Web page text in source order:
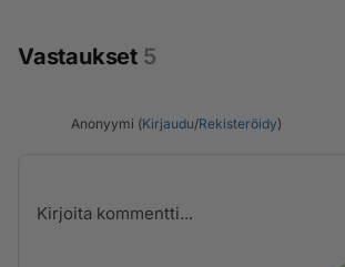
Vastaukset 5
Anonyymi (Kirjaudu/Rekisteröidy)